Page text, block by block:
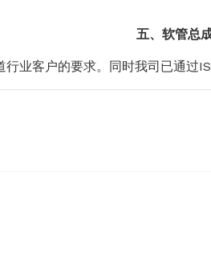
五、软管总
客户的要求。同时我司已通过